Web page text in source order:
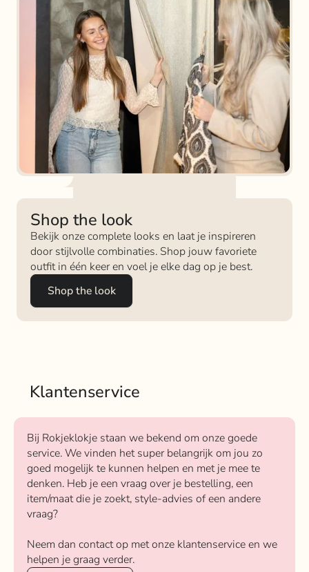
Shop the look
Bekijk onze complete looks en laat je inspireren
door stijlvolle combinaties. Shop jouw favoriete
outfit in één keer en voel je elke dag op je best.
Shop the look
Klantenservice
Bij Rokjeklokje staan we bekend om onze goede
service. We vinden het super belangrijk om jou zo
goed mogelijk te kunnen helpen en met je mee te
denken. Heb je een vraag over je bestelling, een
item/maat die je zoekt, style-advies of een andere
vraag?
Neem dan contact op met onze klantenservice en we
helpen je graag verder.